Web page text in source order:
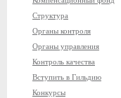
Структура
Органы контроля
Органы управления
Контроль качества
Вступить в Гильдию
Конкурсы